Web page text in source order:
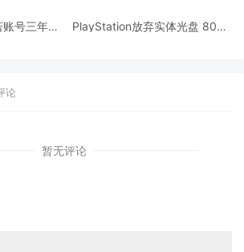
号三年不
PlayStation放弃实体光盘 80美
论
暂无评论